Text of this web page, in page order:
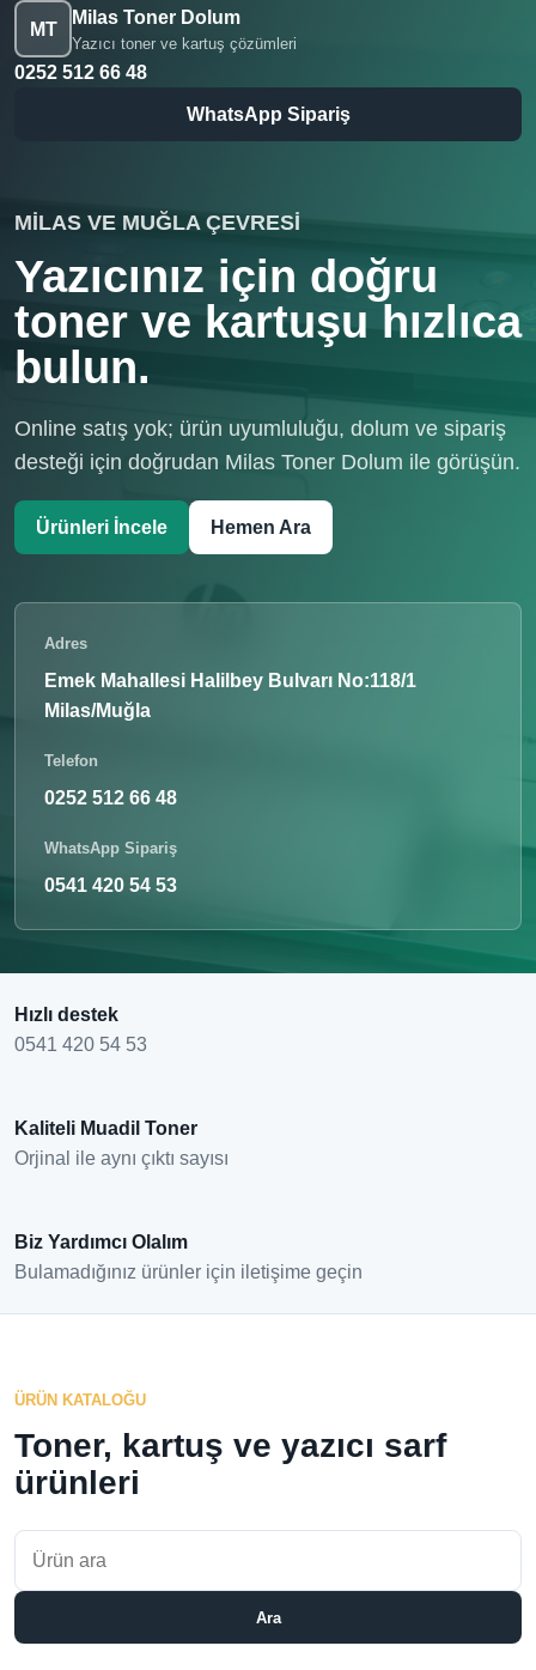
MT
Milas Toner Dolum
Yazıcı toner ve kartuş çözümleri
0252 512 66 48
WhatsApp Sipariş
MILAS VE MUĞLA ÇEVRESI
Yazıcınız için doğru
toner ve kartuşu hızlıca
bulun.
Online satış yok; ürün uyumluluğu, dolum ve sipariş
desteği için doğrudan Milas Toner Dolum ile görüşün.
Ürünleri İncele Hemen Ara
Adres
Emek Mahallesi Halilbey Bulvarı No:118/1
Milas/Muğla
Telefon
0252 512 66 48
WhatsApp Sipariş
0541 420 54 53
Hızlı destek
0541 420 54 53
Kaliteli Muadil Toner
Orjinal ile aynı çıktı sayısı
Biz Yardımcı Olalım
Bulamadığınız ürünler için iletişime geçin
ÜRÜN KATALOĞU
Toner, kartuş ve yazıcı sarf
ürünleri
Ara